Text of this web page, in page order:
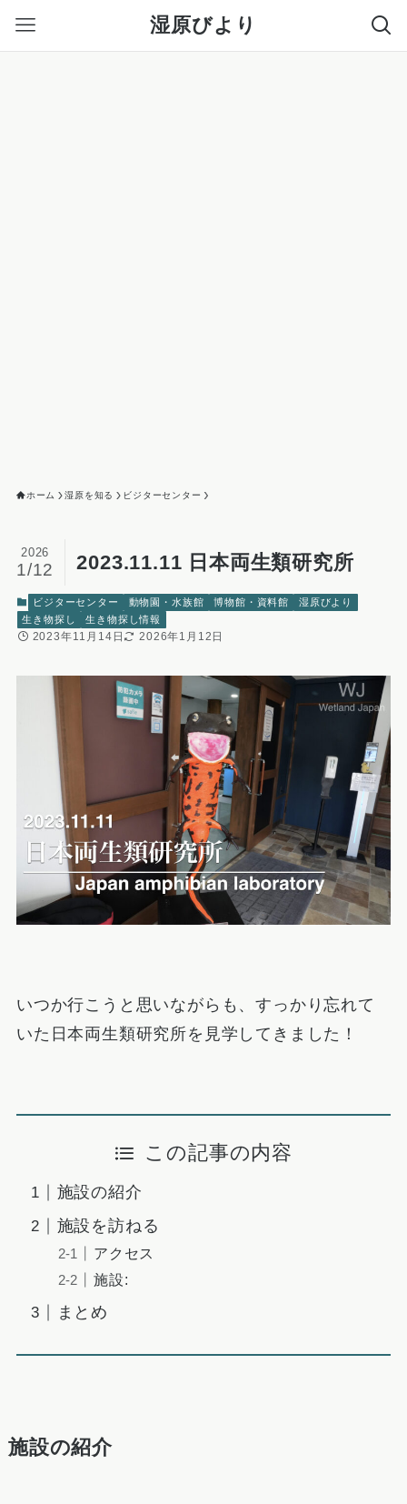
湿原びより
ホーム 湿原を知る ビジターセンター
2023.11.11 日本両生類研究所
2026
1/12
ビジターセンター 動物園・水族館 博物館・資料館
湿原びより
生き物探し
生き物探し情報
2023年11月14日 2026年1月12日
いつか行こうと思いながらも、すっかり忘れて
いた日本両生類研究所を見学してきました！
この記事の内容
施設の紹介
施設を訪ねる
アクセス
施設:
まとめ
施設の紹介